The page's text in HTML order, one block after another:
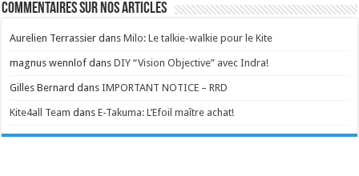
Commentaires sur nos articles
Aurelien Terrassier dansMilo: Le talkie-walkie pour le Kite
magnus wennlof dansDIY “Vision Objective” avec Indra!
Gilles Bernard dansIMPORTANT NOTICE – RRD
Kite4all Team dansE-Takuma: L’Efoil maître achat!